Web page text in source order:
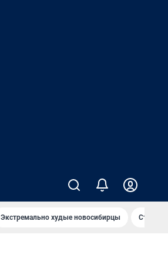
Экстремально худые новосибирцы Старт